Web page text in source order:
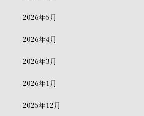
2026年5月
2026年4月
2026年3月
2026年1月
2025年12月